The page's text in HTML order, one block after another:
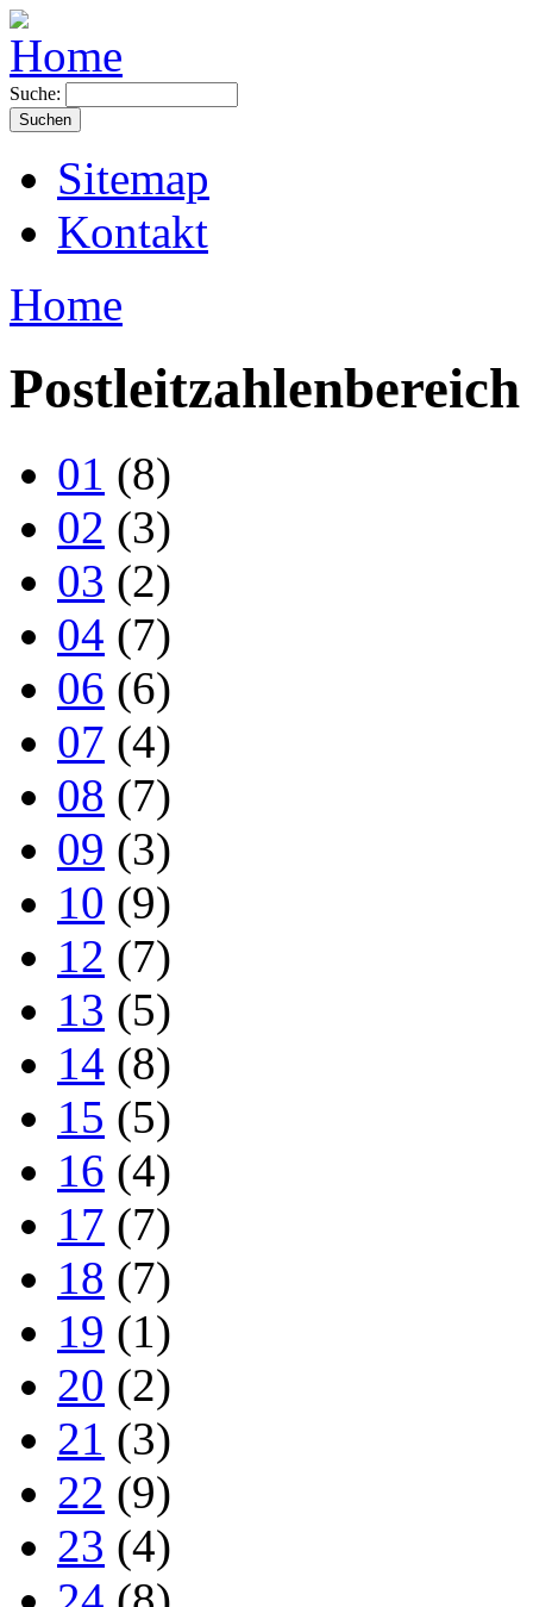
Suche:
Sitemap
Kontakt
Home
Postleitzahlenbereich
01 (8)
02 (3)
03 (2)
04 (7)
06 (6)
07 (4)
08 (7)
09 (3)
10 (9)
12 (7)
13 (5)
14 (8)
15 (5)
16 (4)
17 (7)
18 (7)
19 (1)
20 (2)
21 (3)
22 (9)
23 (4)